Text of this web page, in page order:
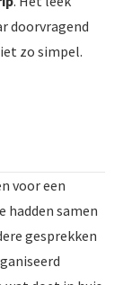
doorvragend
zo simpel.
voor een
hadden samen
gesprekken